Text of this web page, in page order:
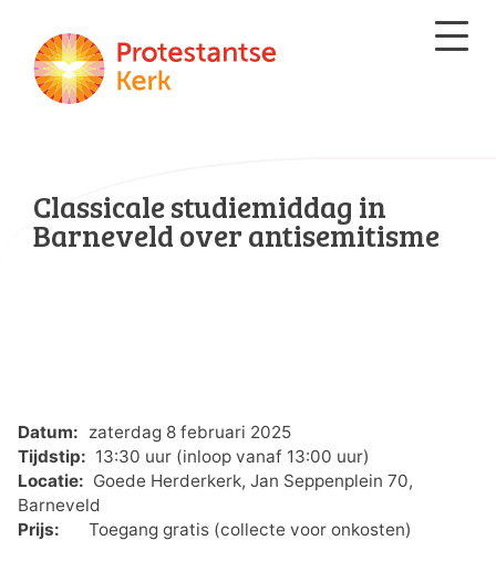
Classicale studiemiddag in
Barneveld over antisemitisme
Datum: zaterdag 8 februari 2025
Tijdstip: 13:30 uur (inloop vanaf 13:00 uur)
Locatie: Goede Herderkerk, Jan Seppenplein 70,
Barneveld
Prijs:
Toegang gratis (collecte voor onkosten)